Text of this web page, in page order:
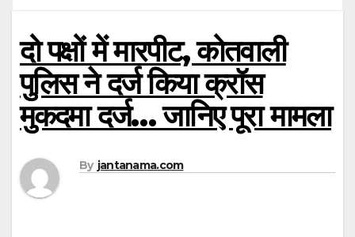
दो पक्षों में मारपीट, कोतवाली
पुलिस ने दर्ज किया क्रॉस
मुकदमा दर्ज… जानिए पूरा मामला
By jantanama.com